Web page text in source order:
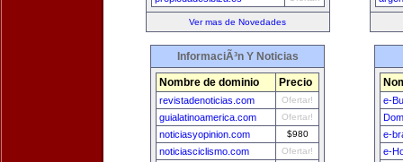
Ver mas de Novedades
InformaciÃ³n Y Noticias
Nombre de dominio Precio
revistadenoticias.com Ofertar!
guialatinoamerica.com Ofertar!
noticiasyopinion.com $980
noticiasciclismo.com Ofertar!
e-
e-
e-